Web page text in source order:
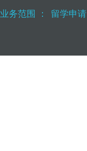
业务范围 ： 留学申请